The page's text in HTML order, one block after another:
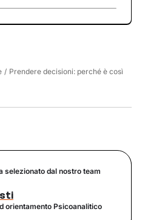
/ Prendere decisioni: perché è così
selezionato dal nostro team
orientamento Psicoanalitico